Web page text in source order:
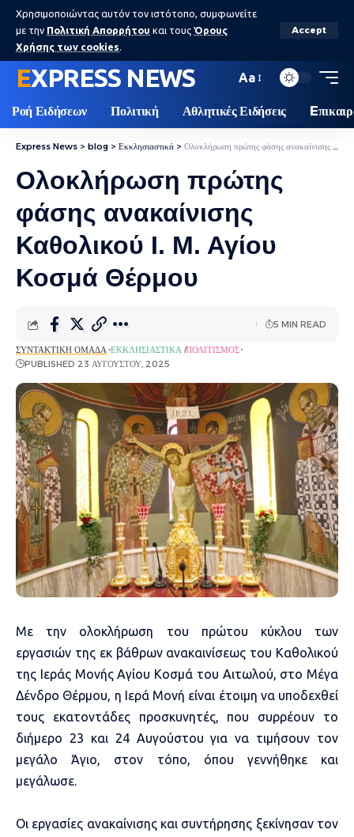
Χρησιμοποιώντας αυτόν τον ιστότοπο, συμφωνείτε
με την Πολιτική Απορρήτου και τους Όρους
Χρήσης των cookies.
Accept
EXPRESS NEWS Aa
Ροή Ειδήσεων Πολιτική Αθλητικές Ειδήσεις
Express News > blog > Εκκλησιαστικά > Ολοκλήρωση πρώτης φάσης ανακαίνισης Καθολικού Ι. Μ. Αγίου Κοσμά Θέρμου
Ολοκλήρωση πρώτης
φάσης ανακαίνισης
Καθολικού Ι. Μ. Αγίου
Κοσμά Θέρμου
ΣΥΝΤΑΚΤΙΚΉ ΟΜΆΔΑ ΕΚΚΛΗΣΙΑΣΤΙΚΆ ΠΟΛΙΤΙΣΜΌΣ
PUBLISHED 23 ΑΥΓΟΎΣΤΟΥ, 2025
5 MIN READ
Με την ολοκλήρωση του πρώτου κύκλου των
εργασιών της εκ βάθρων ανακαινίσεως του Καθολικού
της Ιεράς Μονής Αγίου Κοσμά του Αιτωλού, στο Μέγα
Δένδρο Θέρμου, η Ιερά Μονή είναι έτοιμη να υποδεχθεί
τους εκατοντάδες προσκυνητές, που συρρέουν το
διήμερο 23 και 24 Αυγούστου για να τιμήσουν τον
μεγάλο Άγιο, στον τόπο, όπου γεννήθηκε και
μεγάλωσε.
Οι εργασίες ανακαίνισης και συντήρησης ξεκίνησαν τον